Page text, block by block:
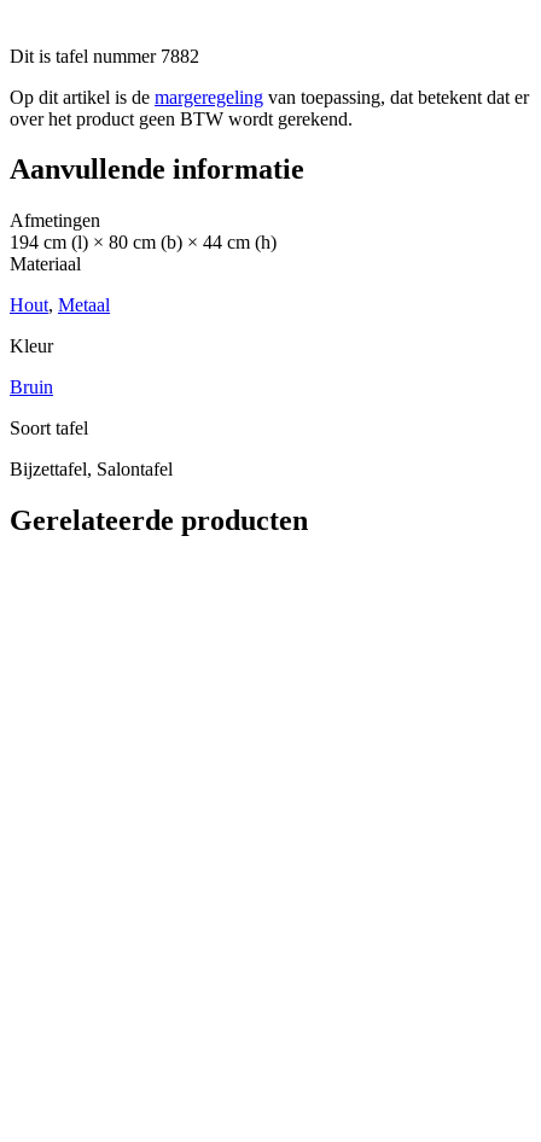
Dit is tafel nummer 7882
Op dit artikel is de margeregeling van toepassing, dat betekent dat er
over het product geen BTW wordt gerekend.
Aanvullende informatie
Afmetingen
194 cm (l) × 80 cm (b) × 44 cm (h)
Materiaal
Hout, Metaal
Kleur
Bruin
Soort tafel
Bijzettafel, Salontafel
Gerelateerde producten